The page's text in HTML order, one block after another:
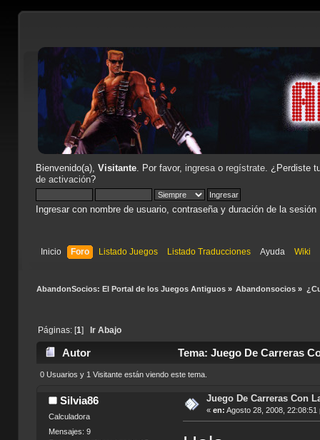
Bienvenido(a), Visitante. Por favor, ingresao regístrate. ¿Perdiste
de activación?
Ingresar con nombre de usuario, contraseña y duración de la sesión
Inicio Foro Listado Juegos Listado Traducciones Ayuda Wiki
AbandonSocios: El Portal de los Juegos Antiguos» Abandonsocios »
Páginas: [1] Ir Abajo
Autor Tema: Juego De Carreras
0 Usuarios y 1 Visitante están viendo este tema.
Silvia86
Calculadora
Mensajes: 9
Juego De Carreras Con
« en: Agosto 28, 2008, 22:08:51